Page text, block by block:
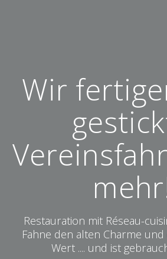
Wir
Restauration mit Réseau-
Fahne den alten Charme
Wert .... und ist